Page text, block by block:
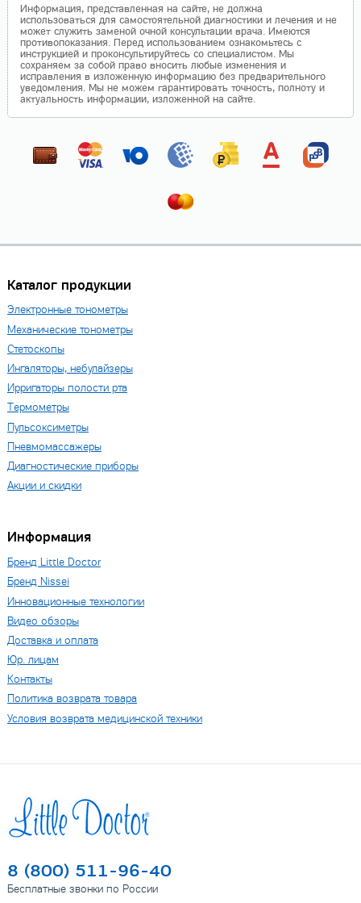
Информация, представленная на сайте, не должна
использоваться для самостоятельной диагностики и лечения и не
может служить заменой очной консультации врача. Имеются
противопоказания. Перед использованием ознакомьтесь с
инструкцией и проконсультируйтесь со специалистом. Мы
сохраняем за собой право вносить любые изменения и
исправления в изложенную информацию без предварительного
уведомления. Мы не можем гарантировать точность, полноту и
актуальность информации, изложенной на сайте.
Каталог продукции
Электронные тонометры
Механические тонометры
Стетоскопы
Ингаляторы, небулайзеры
Ирригаторы полости рта
Термометры
Пульсоксиметры
Пневмомассажеры
Диагностические приборы
Акции и скидки
Информация
Бренд Little Doctor
Бренд Nissei
Инновационные технологии
Видео обзоры
Доставка и оплата
Юр. лицам
Контакты
Политика возврата товара
Условия возврата медицинской техники
8 (800) 511-96-40
Бесплатные звонки по России